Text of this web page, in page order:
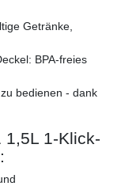
Getränke,
BPA-freies
bedienen - dank
1,5L 1-Klick-